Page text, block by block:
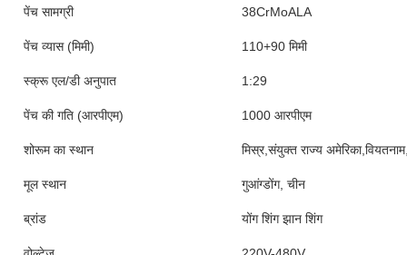
पेंच सामग्री 38CrMoALA
पेंच व्यास (मिमी) 110+90 मिमी
स्क्रू एल/डी अनुपात 1:29
पेंच की गति (आरपीएम) 1000 आरपीएम
शोरूम का स्थान मिस्र,संयुक्त राज्य
मूल स्थान गुआंग्डोंग, चीन
ब्रांड योंग शिंग झान शिंग